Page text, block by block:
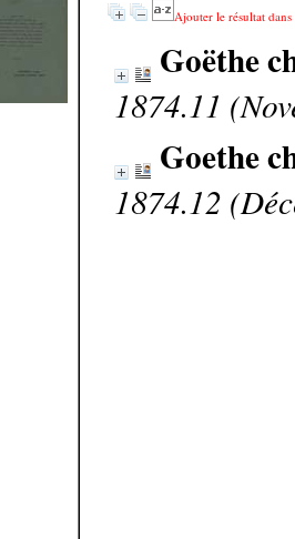
Ajouter le résultat
Goëthe
1874.11
Goethe
1874.12